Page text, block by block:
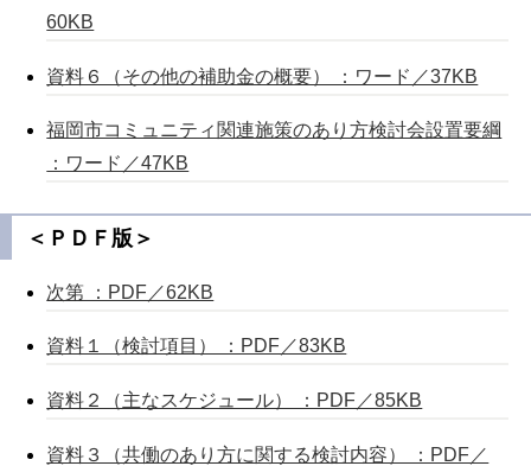
60KB
資料６（その他の補助金の概要） ：ワード／37KB
福岡市コミュニティ関連施策のあり方検討会設置要綱
：ワード／47KB
＜ＰＤＦ版＞
次第 ：PDF／62KB
資料１（検討項目） ：PDF／83KB
資料２（主なスケジュール） ：PDF／85KB
資料３（共働のあり方に関する検討内容） ：PDF／